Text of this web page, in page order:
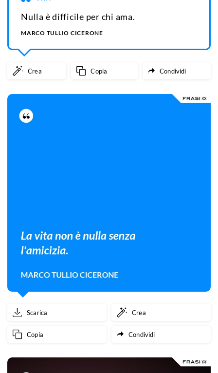
Nulla è difficile per chi ama.
MARCO TULLIO CICERONE
Crea Copia Condividi
Scarica Crea
Copia Condividi